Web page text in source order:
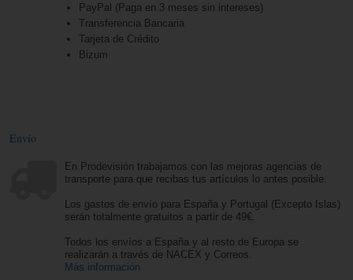
PayPal (Paga en 3 meses sin intereses)
Transferencia Bancaria
Tarjeta de Crédito
Bizum
Envío
En Prodevisión trabajamos con las mejoras agencias de
transporte para que recibas tus artículos lo antes posible.
Los gastos de envío para España y Portugal (Excepto Islas)
serán totalmente gratuitos a partir de 49€.
Todos los envíos a España y al resto de Europa se
realizarán a través de NACEX y Correos.
Más información